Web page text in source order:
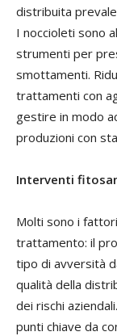
distribuita
I noccioleti sono
strumenti per
smottamenti.
trattamenti con
gestire in modo
produzioni con
Interventi
Molti sono i
trattamento: il
tipo di avversità
qualità della
dei rischi
punti chiave da